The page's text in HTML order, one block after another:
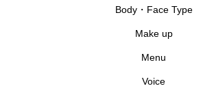
Body・Face Type
Make up
Menu
Voice